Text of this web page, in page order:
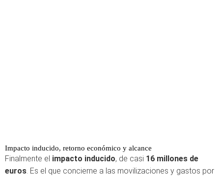
Impacto inducido, retorno económico y alcance
Finalmente el impacto inducido, de casi 16 millones de
euros. Es el que concierne a las movilizaciones y gastos por